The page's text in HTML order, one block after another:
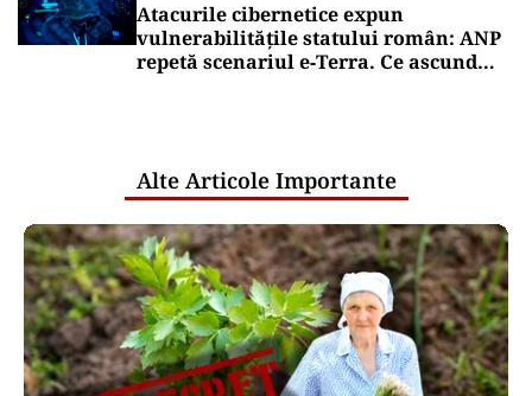
Atacurile cibernetice expun
vulnerabilitățile statului român: ANP
repetă scenariul e‑Terra. Ce ascund
Alte Articole Importante